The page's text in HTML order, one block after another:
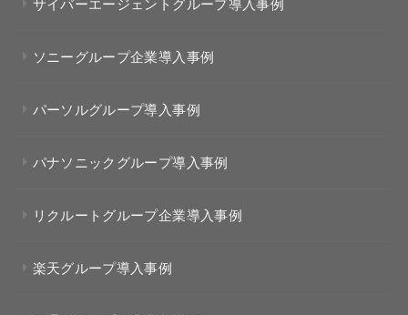
サイバーエージェントグループ導入事例
ソニーグループ企業導入事例
パーソルグループ導入事例
パナソニックグループ導入事例
リクルートグループ企業導入事例
楽天グループ導入事例